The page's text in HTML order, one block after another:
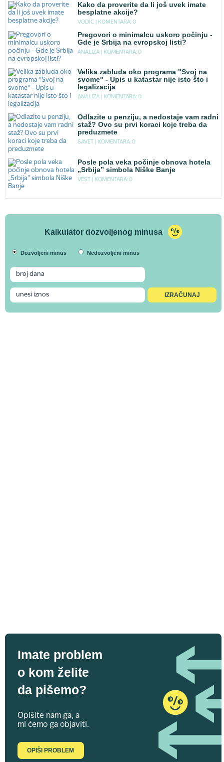
Kako da proverite da li još uvek imate
besplatne akcije?
VODIC | KOMENTARA: 0
Pregovori o minimalcu uskoro počinju -
Gde je Srbija na evropskoj listi?
ANALIZA | KOMENTARA: 0
Velika zabluda oko programa "Svoj na
svome" - Upis u katastar nije isto što i
legalizacija
ANALIZA | KOMENTARA: 0
Odlazite u penziju, a nedostaje vam radni
staž? Ovo su prvi koraci koje treba da
preduzmete
SAVET | KOMENTARA: 0
Posle pola veka počinje obnova hotela
„Srbija” simbola Niške Banje
VEST | KOMENTARA: 0
Kalkulator dozvoljenog minusa
Dozvoljeni minus Nedozvoljeni minus
Imate problem
o kom želite
da pišemo?
Opišite nam ga, a
mi ćemo ga objaviti.
OPIŠI PROBLEM